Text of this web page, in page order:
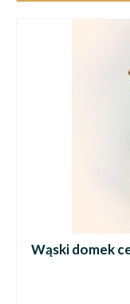
Wąski domek